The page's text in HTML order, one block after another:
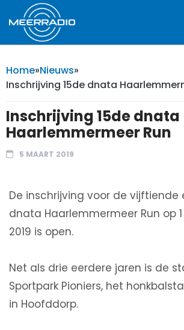
Home»Nieuws»
Inschrijving 15de dnata
Inschrijving 15de dnata
Haarlemmermeer Run
5 MAART 2019
De inschrijving voor de vijftiende
dnata Haarlemmermeer Run op
2019 is open.
Net als drie eerdere jaren is de
Sportpark Pioniers, het
in Hoofddorp.